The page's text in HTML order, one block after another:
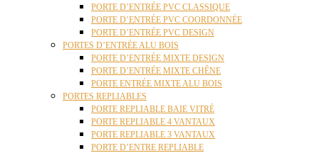
PORTE D’ENTRÉE PVC CLASSIQUE
PORTE D’ENTRÉE PVC COORDONNÉE
PORTE D’ENTRÉE PVC DESIGN
PORTES D’ENTRÉE ALU BOIS
PORTE D’ENTRÉE MIXTE DESIGN
PORTE D’ENTRÉE MIXTE CHÊNE
PORTE ENTRÉE MIXTE ALU BOIS
PORTES REPLIABLES
PORTE REPLIABLE BAIE VITRÉ
PORTE REPLIABLE 4 VANTAUX
PORTE REPLIABLE 3 VANTAUX
PORTE D’ENTRE REPLIABLE